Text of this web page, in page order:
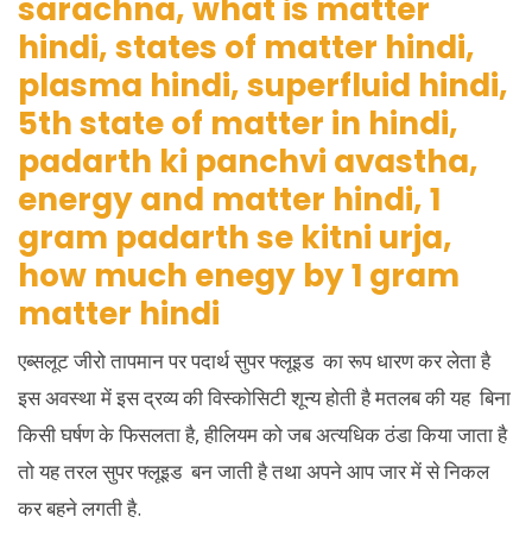
एब्सलूट जीरो तापमान पर पदार्थ सुपर फ्लूइड का रूप धारण कर लेता है
इस अवस्था में इस द्रव्य की विस्कोसिटी शून्य होती है मतलब की यह बिना
किसी घर्षण के फिसलता है, हीलियम को जब अत्यधिक ठंडा किया जाता है
तो यह तरल सुपर फ्लूइड बन जाती है तथा अपने आप जार में से निकल
कर बहने लगती है.